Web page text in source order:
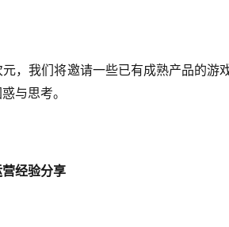
，我们将邀请一些已有成熟产品的游
与思考。
经验分享